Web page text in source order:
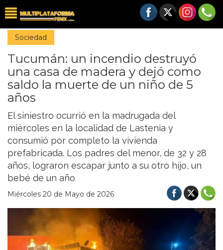
Sociedad
Tucumán: un incendio destruyó
una casa de madera y dejó como
saldo la muerte de un niño de 5
años
El siniestro ocurrió en la madrugada del
miércoles en la localidad de Lastenia y
consumió por completo la vivienda
prefabricada. Los padres del menor, de 32 y 28
años, lograron escapar junto a su otro hijo, un
bebé de un año
Miércoles 20 de Mayo de 2026